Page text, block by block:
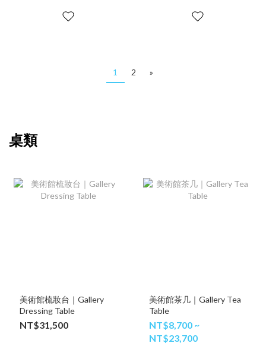
1 2 »
桌類
美術館梳妝台｜Gallery
Dressing Table
NT$31,500
美術館茶几｜Gallery Tea
Table
NT$8,700 ~
NT$23,700